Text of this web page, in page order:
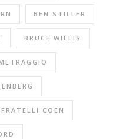
BEN STILLER
BRUCE WILLIS
FRATELLI COEN